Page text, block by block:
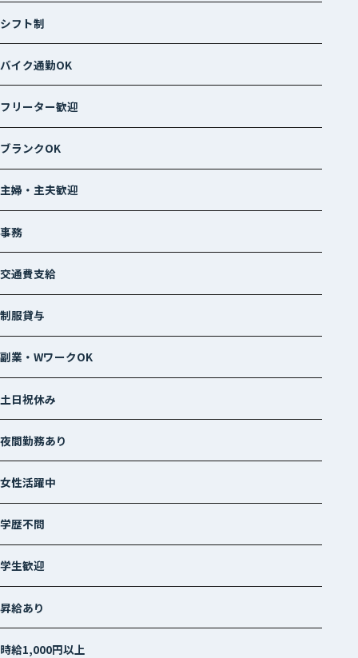
シフト制
バイク通勤OK
フリーター歓迎
ブランクOK
主婦・主夫歓迎
事務
交通費支給
制服貸与
副業・WワークOK
土日祝休み
夜間勤務あり
女性活躍中
学歴不問
学生歓迎
昇給あり
時給1,000円以上